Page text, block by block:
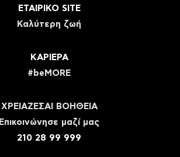
ΕΤΑΙΡΙΚΟ SITE
Καλύτερη ζωή
ΚΑΡΙΕΡΑ
#beMORE
ΧΡΕΙΑΖΕΣΑΙ ΒΟΗΘΕΙΑ
Eπικοινώνησε μαζί μας
210 28 99 999